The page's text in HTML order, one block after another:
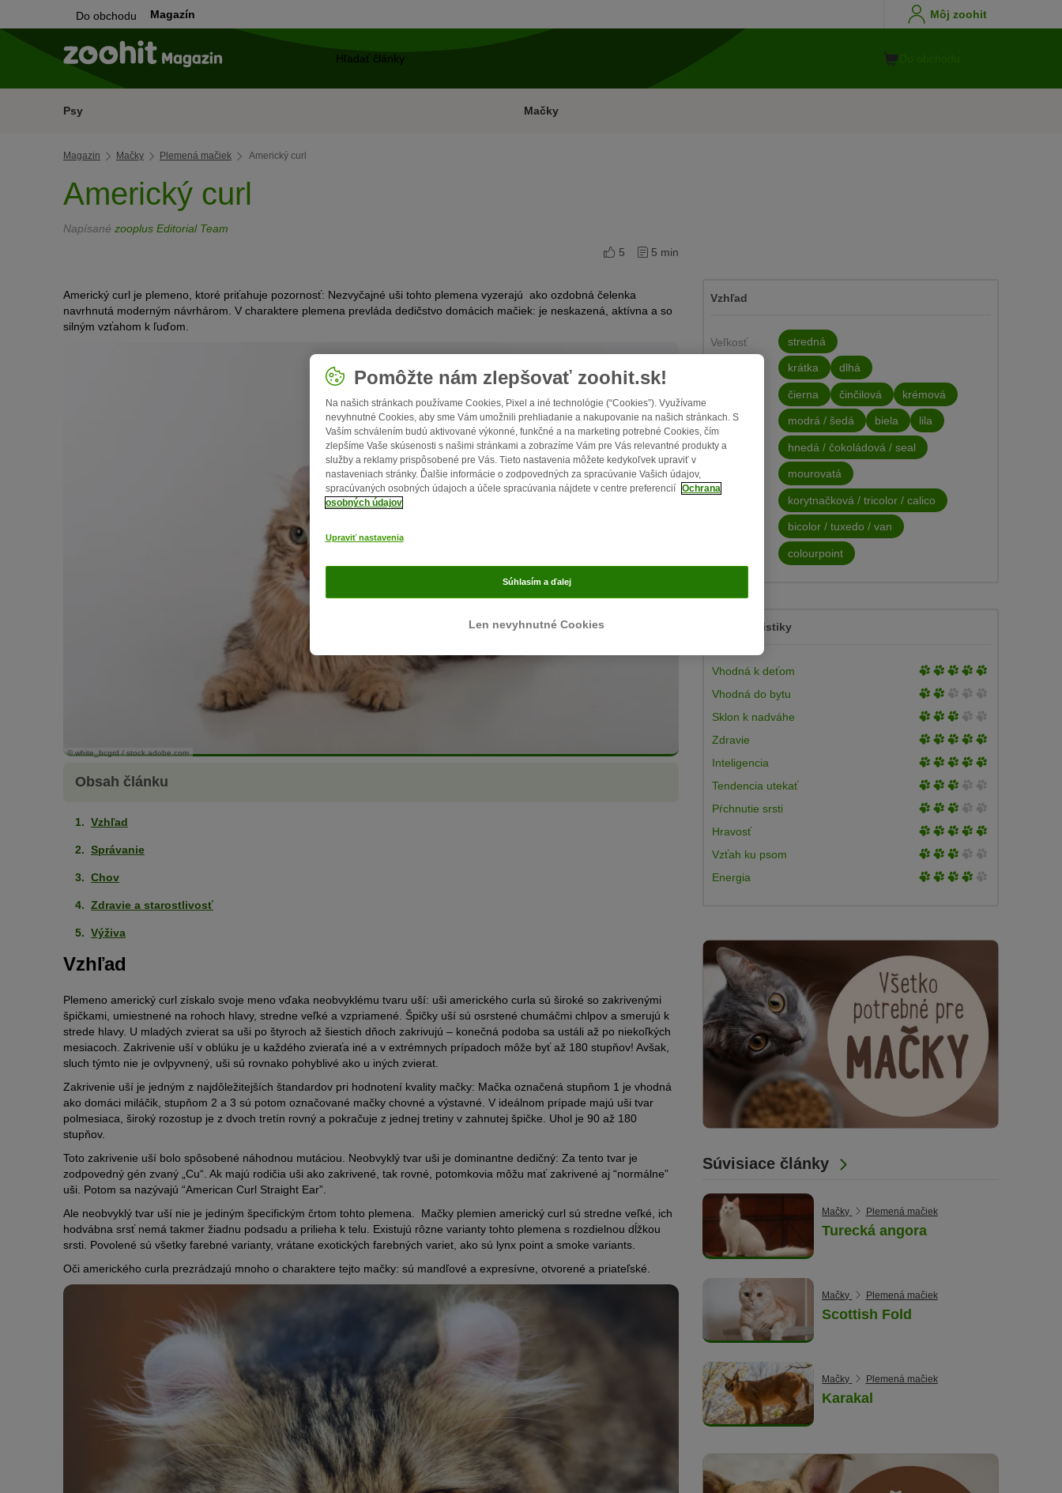
Do obchodu Magazín Môj zoohit
Psy Mačky
Magazin Mačky Plemená mačiek Americký curl
Americký curl
Napísané zooplus Editorial Team
5
5 min
Americký curl je plemeno, ktoré priťahuje pozornosť: Nezvyčajné uši tohto plemena vyzerajú ako ozdobná čelenka
navrhnutá moderným návrhárom. V charaktere plemena prevláda dedičstvo domácich mačiek: je neskazená, aktívna a so
silným vzťahom k ľuďom.
© white_bcgrd / stock.adobe.com
Obsah článku
Vzhľad
Správanie
Chov
Zdravie a starostlivosť
Výživa
Vzhľad
Plemeno americký curl získalo svoje meno vďaka neobvyklému tvaru uší: uši amerického curla sú široké so zakrivenými
špičkami, umiestnené na rohoch hlavy, stredne veľké a vzpriamené. Špičky uší sú osrstené chumáčmi chlpov a smerujú k
strede hlavy. U mladých zvierat sa uši po štyroch až šiestich dňoch zakrivujú – konečná podoba sa ustáli až po niekoľkých
mesiacoch. Zakrivenie uší v oblúku je u každého zvieraťa iné a v extrémnych prípadoch môže byť až 180 stupňov! Avšak,
sluch týmto nie je ovlpyvnený, uši sú rovnako pohyblivé ako u iných zvierat.
Zakrivenie uší je jedným z najdôležitejších štandardov pri hodnotení kvality mačky: Mačka označená stupňom 1 je vhodná
ako domáci miláčik, stupňom 2 a 3 sú potom označované mačky chovné a výstavné. V ideálnom prípade majú uši tvar
polmesiaca, široký rozostup je z dvoch tretín rovný a pokračuje z jednej tretiny v zahnutej špičke. Uhol je 90 až 180
stupňov.
Toto zakrivenie uší bolo spôsobené náhodnou mutáciou. Neobvyklý tvar uši je dominantne dedičný: Za tento tvar je
zodpovedný gén zvaný „Cu“. Ak majú rodičia uši ako zakrivené, tak rovné, potomkovia môžu mať zakrivené aj “normálne”
uši. Potom sa nazývajú “American Curl Straight Ear”.
Ale neobvyklý tvar uší nie je jediným špecifickým črtom tohto plemena. Mačky plemien americký curl sú stredne veľké, ich
hodvábna srsť nemá takmer žiadnu podsadu a prilieha k telu. Existujú rôzne varianty tohto plemena s rozdielnou dĺžkou
srsti. Povolené sú všetky farebné varianty, vrátane exotických farebných variet, ako sú lynx point a smoke variants.
Oči amerického curla prezrádzajú mnoho o charaktere tejto mačky: sú mandľové a expresívne, otvorené a priateľské.
Vzhľad
Veľkosť stredná
krátka dlhá
Farba
čierna činčilová krémová
modrá / šedá biela lila
hnedá / čokoládová / seal
mourovatá
korytnačková / tricolor / calico
bicolor / tuxedo / van
colourpoint
Charakteristiky
Vhodná k deťom
3
5
Vhodná do bytu
3
5
Sklon k nadváhe
3
5
Zdravie
3
5
Inteligencia
3
5
Tendencia utekať
3
5
Pŕchnutie srsti
3
5
Hravosť
3
5
Vzťah ku psom
3
5
Energia
3
Súvisiace články
Mačky Plemená mačiek
Turecká angora
Mačky Plemená mačiek
Scottish Fold
Mačky Plemená mačiek
Karakal
Pomôžte nám zlepšovať zoohit.sk!
Na našich stránkach používame Cookies, Pixel a iné technológie (“Cookies”). Využívame
nevyhnutné Cookies, aby sme Vám umožnili prehliadanie a nakupovanie na našich stránkach. S
Vaším schválením budú aktivované výkonné, funkčné a na marketing potrebné Cookies, čím
zlepšíme Vaše skúsenosti s našimi stránkami a zobrazíme Vám pre Vás relevantné produkty a
služby a reklamy prispôsobené pre Vás. Tieto nastavenia môžete kedykoľvek upraviť v
nastaveniach stránky. Ďalšie informácie o zodpovedných za spracúvanie Vašich údajov,
spracúvaných osobných údajoch a účele spracúvania nájdete v centre preferencií Ochrana
osobných údajov
Upraviť nastavenia
Len nevyhnutné Cookies
Súhlasím a ďalej